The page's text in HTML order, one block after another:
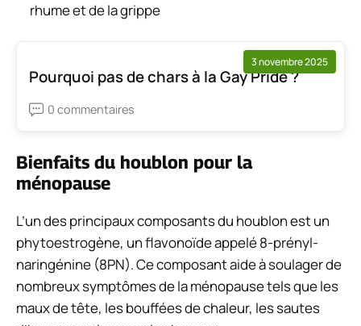
rhume et de la grippe
3 novembre 2025
Pourquoi pas de chars à la Gay Pride ?
0 commentaires
Bienfaits du houblon pour la
ménopause
L’un des principaux composants du houblon est un
phytoestrogène, un flavonoïde appelé 8-prényl-
naringénine (8PN). Ce composant aide à soulager de
nombreux symptômes de la ménopause tels que les
maux de tête, les bouffées de chaleur, les sautes